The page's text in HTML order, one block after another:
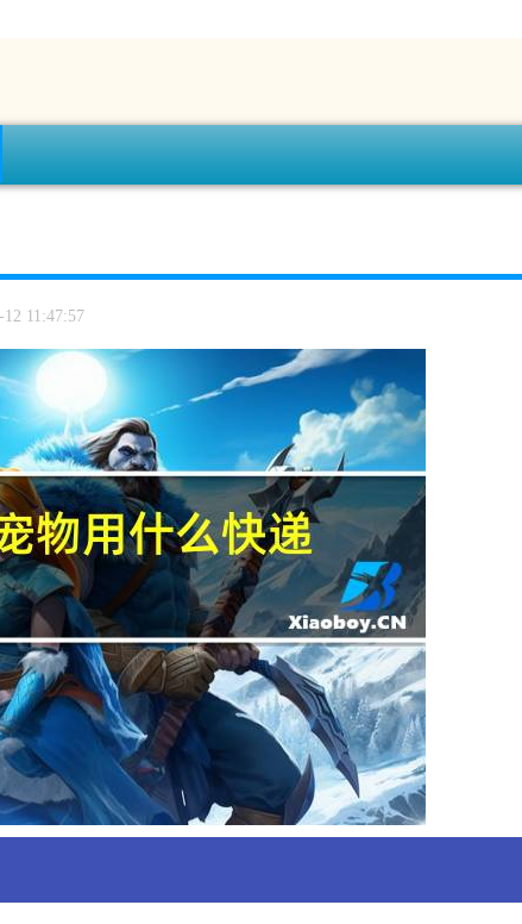
12 11:47:57